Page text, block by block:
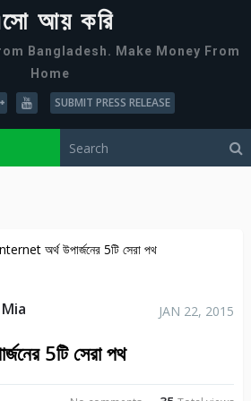
আয় করি
Bangladesh. Make Money From
Home
SUBMIT PRESS RELEASE
অর্থ উপার্জনের 5টি সেরা পথ
JAN 22, 2015
5টি সেরা পথ